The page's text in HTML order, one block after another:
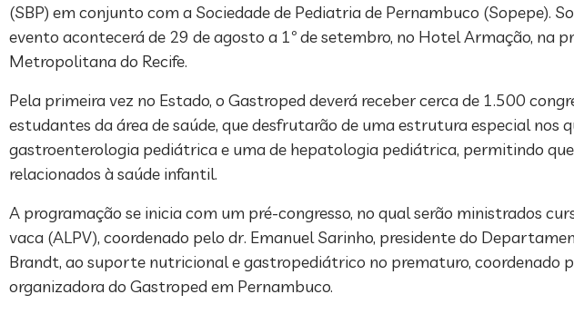
(SBP) em conjunto com a Sociedade de Pediatria de Pernambuco (Sopepe).
evento acontecerá de 29 de agosto a 1º de setembro, no Hotel Armação, na
Metropolitana do Recife.
Pela primeira vez no Estado, o Gastroped deverá receber cerca de 1.500
estudantes da área de saúde, que desfrutarão de uma estrutura especial nos
gastroenterologia pediátrica e uma de hepatologia pediátrica, permitindo
relacionados à saúde infantil.
A programação se inicia com um pré-congresso, no qual serão ministrados
vaca (ALPV), coordenado pelo dr. Emanuel Sarinho, presidente do
Brandt, ao suporte nutricional e gastropediátrico no prematuro, coordenado
organizadora do Gastroped em Pernambuco.